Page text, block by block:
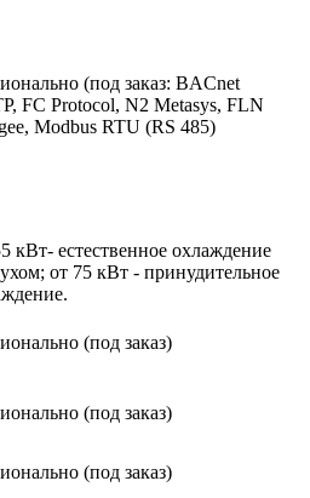
(под заказ: BACnet
FC Protocol, N2 Metasys, FLN
Modbus RTU (RS 485)
кВт- естественное охлаждение
от 75 кВт - принудительное
(под заказ)
(под заказ)
(под заказ)